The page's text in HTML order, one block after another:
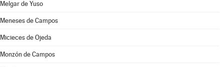
Melgar de Yuso
Meneses de Campos
Micieces de Ojeda
Monzón de Campos